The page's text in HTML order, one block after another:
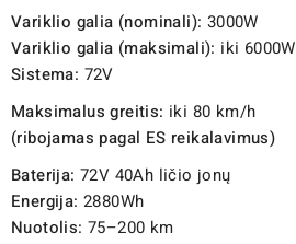
Variklio galia (nominali): 3000W
Variklio galia (maksimali): iki 6000W
Sistema: 72V
Maksimalus greitis: iki 80 km/h
(ribojamas pagal ES reikalavimus)
Baterija: 72V 40Ah ličio jonų
Energija: 2880Wh
Nuotolis: 75–200 km